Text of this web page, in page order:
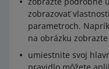
zobrazovať
parametroch.
na obrázku
umiestnite svoj